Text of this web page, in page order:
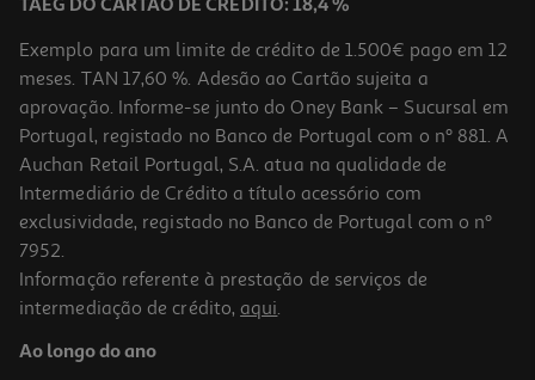
TAEG DO CARTÃO DE CRÉDITO: 18,4 %
Exemplo para um limite de crédito de 1.500€ pago em 12
meses. TAN 17,60 %. Adesão ao Cartão sujeita a
aprovação. Informe-se junto do Oney Bank – Sucursal em
Portugal, registado no Banco de Portugal com o nº 881. A
Auchan Retail Portugal, S.A. atua na qualidade de
Intermediário de Crédito a título acessório com
exclusividade, registado no Banco de Portugal com o nº
7952.
Informação referente à prestação de serviços de
intermediação de crédito, aqui.
Ao longo do ano